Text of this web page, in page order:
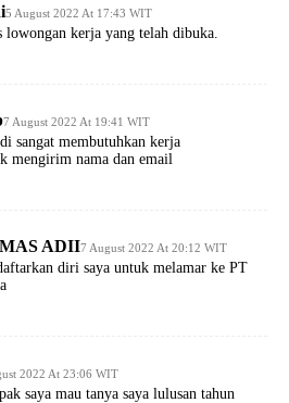
5 August 2022 At 17:43 WIT
lowongan kerja yang telah dibuka.
7 August 2022 At 19:41 WIT
sangat membutuhkan kerja
mengirim nama dan email
ADII7 August 2022 At 20:12 WIT
diri saya untuk melamar ke PT
2022 At 23:06 WIT
saya mau tanya saya lulusan tahun